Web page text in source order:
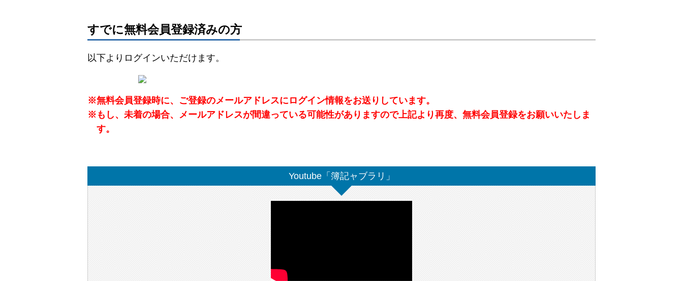
すでに無料会員登録済みの方
以下よりログインいただけます。
※無料会員登録時に、ご登録のメールアドレスにログイン情報をお送りしています。
※ もし、未着の場合、メールアドレスが間違っている可能性がありますので上記より再度、無料会員登録をお願いいたしま
す。
Youtube「簿記ャブラリ」